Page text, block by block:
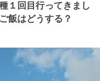
１回目行ってきまし
飯はどうする？